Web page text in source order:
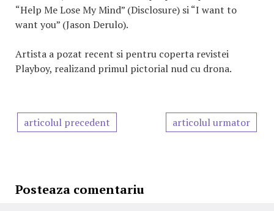
“Help Me Lose My Mind” (Disclosure) si “I want to
want you” (Jason Derulo).
Artista a pozat recent si pentru coperta revistei
Playboy, realizand primul pictorial nud cu drona.
articolul precedent articolul urmator
Posteaza comentariu